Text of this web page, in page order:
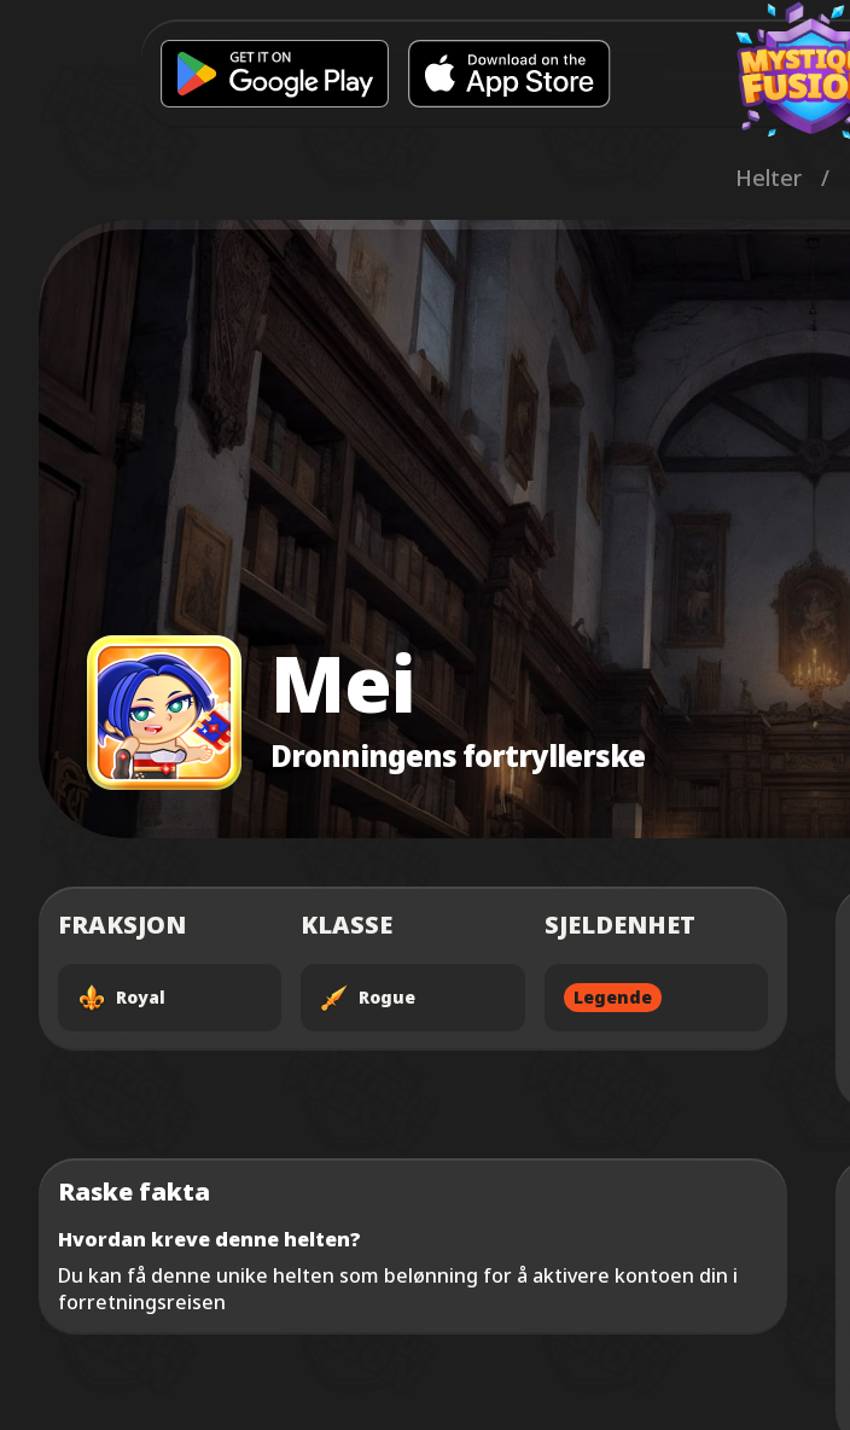
Helter /
Mei
Dronningens fortryllerske
FRAKSJON
Royal
KLASSE
Rogue
SJELDENHET
Legende
Raske fakta
Hvordan kreve denne helten?
Du kan få denne unike helten som belønning for å aktivere kontoen din i
forretningsreisen